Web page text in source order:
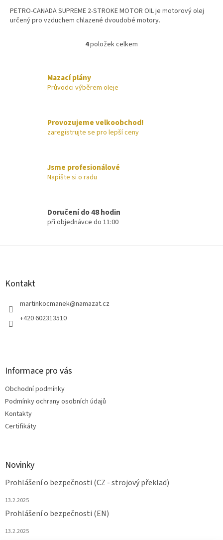
PETRO-CANADA SUPREME 2-STROKE MOTOR OIL je motorový olej
určený pro vzduchem chlazené dvoudobé motory.
O
d
p
r
v
s
u
4položek celkem
Mazací plány
Průvodci výběrem oleje
Provozujeme velkoobchod!
zaregistrujte se pro lepší ceny
Jsme profesionálové
Napište si o radu
Doručení do 48 hodin
při objednávce do 11:00
Z
Kontakt
martinkocmanek@namazat.cz
+420 602313510
Informace pro vás
Obchodní podmínky
Podmínky ochrany osobních údajů
Kontakty
Certifikáty
Novinky
Prohlášení o bezpečnosti (CZ - strojový překlad)
13.2.2025
Prohlášení o bezpečnosti (EN)
13.2.2025